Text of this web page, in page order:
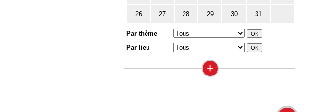
26 27 28 29 30 31
Par thème
Par lieu
+